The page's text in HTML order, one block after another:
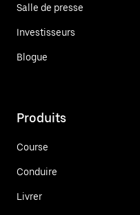
Salle de presse
Investisseurs
Blogue
Produits
Course
Conduire
Livrer